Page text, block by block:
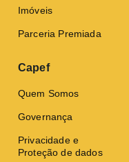
Imóveis
Parceria Premiada
Capef
Quem Somos
Governança
Privacidade e
Proteção de dados